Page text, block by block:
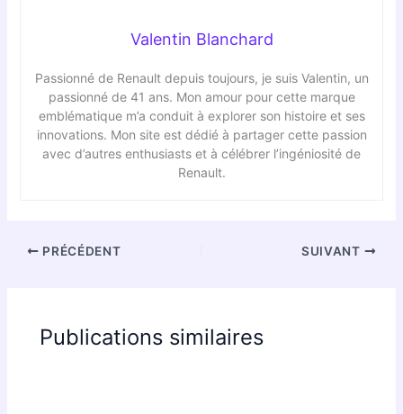
Valentin Blanchard
Passionné de Renault depuis toujours, je suis Valentin, un
passionné de 41 ans. Mon amour pour cette marque
emblématique m’a conduit à explorer son histoire et ses
innovations. Mon site est dédié à partager cette passion
avec d’autres enthusiasts et à célébrer l’ingéniosité de
Renault.
PRÉCÉDENT SUIVANT
Publications similaires